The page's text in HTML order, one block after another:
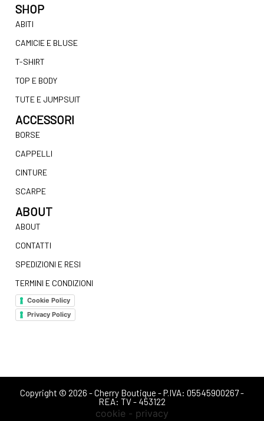
SHOP
ABITI
CAMICIE E BLUSE
T-SHIRT
TOP E BODY
TUTE E JUMPSUIT
ACCESSORI
BORSE
CAPPELLI
CINTURE
SCARPE
ABOUT
ABOUT
CONTATTI
SPEDIZIONI E RESI
TERMINI E CONDIZIONI
Cookie Policy
Privacy Policy
Copyright © 2026 - Cherry Boutique - P.IVA: 05545900267 -
REA: TV - 453122
cookie - privacy